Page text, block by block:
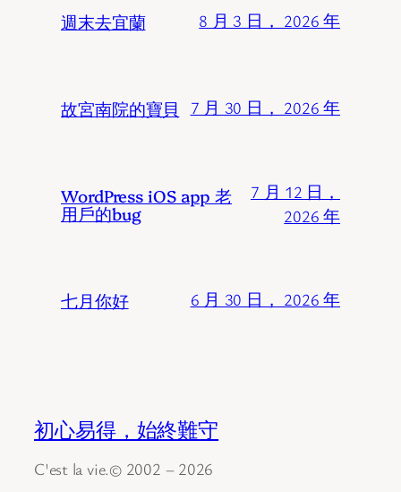
週末去宜蘭 8 月 3 日， 2026 年
故宮南院的寶貝 7 月 30 日， 2026 年
WordPress iOS app 老
用戶的bug
7 月 12 日，
2026 年
七月你好 6 月 30 日， 2026 年
初心易得，始終難守
C'est la vie.© 2002 – 2026